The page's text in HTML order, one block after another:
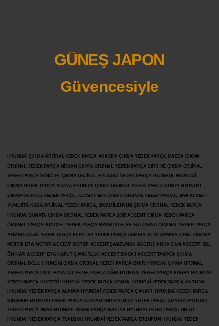
GÜNEŞ JAPON
Güvencesiyle
HYUNDAİ ÇIKMA ORJİNAL YEDEK PARÇA ANKARA ÇIKMA YEDEK PARÇA MAZDA ÇIKMA
ORJİNAL YEDEK PARÇA NİSSAN ÇIKMA ORJİNAL YEDEK PARÇA SIFIR VE ÇIKMA ORJİNAL
YEDEK PARÇA İKİNCİ EL ÇIKMA ORJİNAL HYUNDAİ YEDEK PARÇA İSTANBUL HYUNDAİ
ÇIKMA YEDEK PARÇA ADANA HYUNDAİ ÇIKMA ORJİNAL YEDEK PARÇA KONYA HYUNDAİ
ÇIKMA ORJİNAL YEDEK PARÇA, ACCENT ERA ÇIKMA ORJİNAL YEDEK PARÇA, 1998 ACCENT
YUMURTA KASA ORJİNAL YEDEK PARÇA, 2002 MİLENYUM ÇIKMA ORJİNAL YEDEK PARÇA
HYUNDAİ SONATA ÇIKMA ORJİNAL YEDEK PARÇA 2005 ACCENT ÇIKMA YEDEK PARÇA
ORJİNAL PARÇA İKİNCİ EL YEDEK PARÇA HYUNDAİ ELENTRA ÇIKMA ORJİNAL YEDEK PARÇA
ADMİRA KASA YEDEK PARÇA ELENTRA YEDEK PARÇA ADMİRA STOP ADMİRA AYNA ADMİRA
MOTOR ERA MOTOR ACCENT MOTOR ACCENT ŞANZUMAN ACCENT ARKA CAM ACCENT SOL
ÖN KAPI ACCENT ERA KAPUT ÇAMURLUK ACCENT BAGAJ ACCENT TAMPON ÇIKMA
ORJİNAL BOLU HYUNDAİ ÇIKMA ORJİNAL YEDEK PARÇA İZMİR HYUNDAİ ÇIKMA ORJİNAL
YEDEK PARÇA İZMİT HYUNDAİ YEDEK PARÇA AĞRI HYUNDAİ YEDEK PARÇA BURSA HYUNDAİ
YEDEK PARÇA KAYSERİ HYUNDAİ YEDEK PARÇA KONYA HYUNDAİ YEDEK PARÇA ANTALYA
HYUNDAİ YEDEK PARÇA ALANYA HYUNDAİ YEDEK PARÇA ÇANKIRI HYUNDAİ YEDEK PARÇA
KIRŞEHİR HYUNDAİ YEDEK PARÇA KASTAMONU HYUNDAİ YEDEK PARÇA AMASYA HYUNDAİ
YEDEK PARÇA SİVAS HYUNDAİ YEDEK PARÇA MALTYA HYUNDAİ YEDEK PARÇA ORDU
HYUNDAİ YEDEK PARÇA TRABZON HYUNDAİ YEDEK PARÇA ERZURUM HYUNDAİ YEDEK